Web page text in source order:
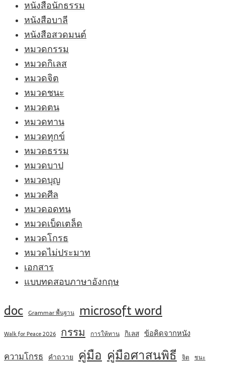
หนังสือนักธรรม
หนังสือบาลี
หนังสือสวดมนต์
หมวดกรรม
หมวดกิเลส
หมวดจิต
หมวดชนะ
หมวดตน
หมวดทาน
หมวดทุกข์
หมวดธรรม
หมวดบาป
หมวดบุญ
หมวดศีล
หมวดอดทน
หมวดเบ็ดเตล็ด
หมวดโกรธ
หมวดไม่ประมาท
เอกสาร
แบบทดสอบภาษาอังกฤษ
doc Grammar พื้นฐาน microsoft word
Walk for Peace 2026 กรรม การให้ทาน กิเลส ข้อคิดจากหนัง
ความโกรธ คำถวาย คู่มือ คู่มือศาสนพิธี จิต ชนะ